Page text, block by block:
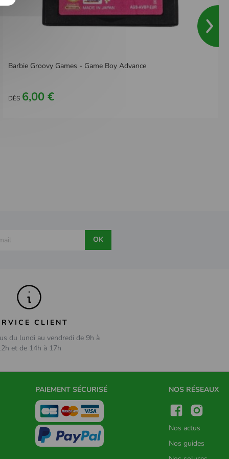
Barbie Groovy Games - Game Boy Advance
DÈS 6,00 €
OK
CLIENT
du lundi au vendredi de 9h à
et de 14h à 17h
PAIEMENT SÉCURISÉ NOS RÉSEAUX
Nos actus
Nos guides